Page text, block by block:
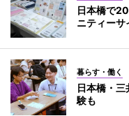
日本橋で
ニティーサ
暮らす・働く
日本橋・
験も